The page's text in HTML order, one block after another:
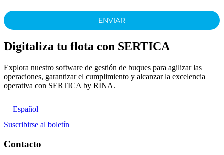
ENVIAR
Digitaliza tu flota con SERTICA
Explora nuestro software de gestión de buques para agilizar las
operaciones, garantizar el cumplimiento y alcanzar la excelencia
operativa con SERTICA by RINA.
Español
Suscribirse al boletín
Contacto